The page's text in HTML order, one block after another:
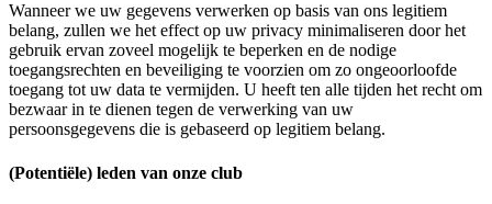
Wanneer we uw gegevens verwerken op basis van ons legitiem
belang, zullen we het effect op uw privacy minimaliseren door het
gebruik ervan zoveel mogelijk te beperken en de nodige
toegangsrechten en beveiliging te voorzien om zo ongeoorloofde
toegang tot uw data te vermijden. U heeft ten alle tijden het recht om
bezwaar in te dienen tegen de verwerking van uw
persoonsgegevens die is gebaseerd op legitiem belang.
(Potentiële) leden van onze club